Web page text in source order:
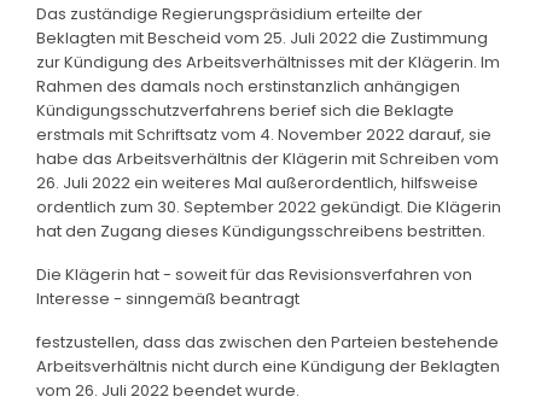
Das zuständige Regierungspräsidium erteilte der
Beklagten mit Bescheid vom 25. Juli 2022 die Zustimmung
zur Kündigung des Arbeitsverhältnisses mit der Klägerin. Im
Rahmen des damals noch erstinstanzlich anhängigen
Kündigungsschutzverfahrens berief sich die Beklagte
erstmals mit Schriftsatz vom 4. November 2022 darauf, sie
habe das Arbeitsverhältnis der Klägerin mit Schreiben vom
26. Juli 2022 ein weiteres Mal außerordentlich, hilfsweise
ordentlich zum 30. September 2022 gekündigt. Die Klägerin
hat den Zugang dieses Kündigungsschreibens bestritten.
Die Klägerin hat - soweit für das Revisionsverfahren von
Interesse - sinngemäß beantragt
festzustellen, dass das zwischen den Parteien bestehende
Arbeitsverhältnis nicht durch eine Kündigung der Beklagten
vom 26. Juli 2022 beendet wurde.